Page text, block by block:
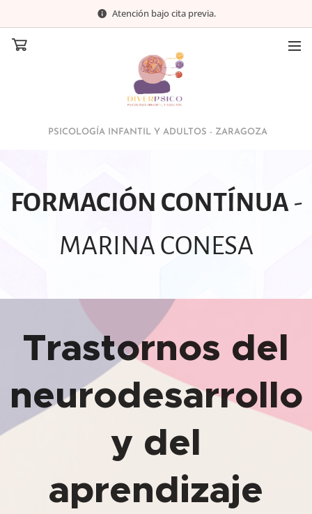
Atención bajo cita previa.
PSICOLOGÍA INFANTIL Y ADULTOS - ZARAGOZA
FORMACIÓN CONTÍNUA-
MARINA CONESA
Trastornos del
neurodesarrollo
y del
aprendizaje